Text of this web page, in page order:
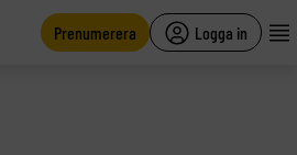
Prenumerera Logga in